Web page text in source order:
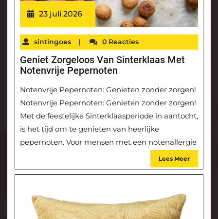
23 juli 2026
sintingoes | 0 Reacties
Geniet Zorgeloos Van Sinterklaas Met
Notenvrije Pepernoten
Notenvrije Pepernoten: Genieten zonder zorgen!
Notenvrije Pepernoten: Genieten zonder zorgen!
Met de feestelijke Sinterklaasperiode in aantocht,
is het tijd om te genieten van heerlijke
pepernoten. Voor mensen met een notenallergie
Lees Meer